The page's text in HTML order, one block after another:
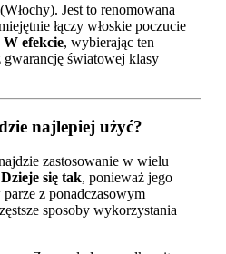
Jest to renomowana
łączy włoskie poczucie
W efekcie, wybierając ten
światowej klasy
najlepiej użyć?
zastosowanie w wielu
Dzieje się tak, ponieważ jego
z ponadczasowym
sposoby wykorzystania